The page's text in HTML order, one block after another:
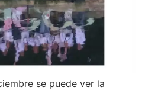
se puede ver la